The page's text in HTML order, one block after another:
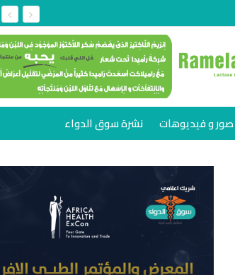
صور و فيديوهات نشرة سوق الدواء